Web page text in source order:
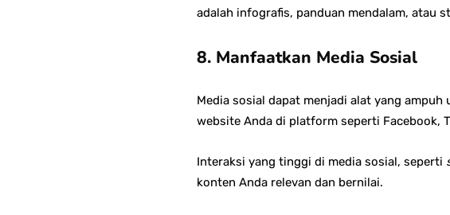
adalah infografis, panduan mendalam, atau
8. Manfaatkan Media Sosial
Media sosial dapat menjadi alat yang
website Anda di platform seperti Facebook,
Interaksi yang tinggi di media sosial, seperti
konten Anda relevan dan bernilai.